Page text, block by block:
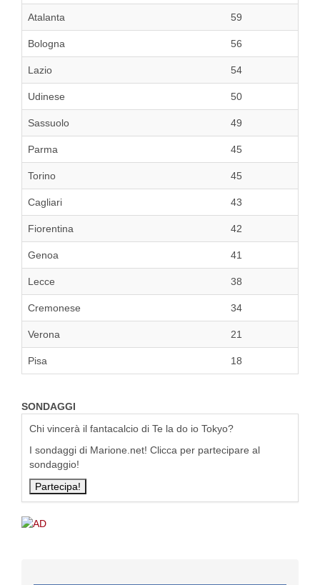
Atalanta 59
Bologna 56
Lazio 54
Udinese 50
Sassuolo 49
Parma 45
Torino 45
Cagliari 43
Fiorentina 42
Genoa 41
Lecce 38
Cremonese 34
Verona 21
Pisa 18
SONDAGGI
Chi vincerà il fantacalcio di Te la do io Tokyo?
I sondaggi di Marione.net! Clicca per partecipare al
sondaggio!